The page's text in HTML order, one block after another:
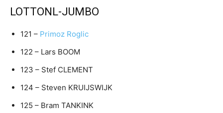
LOTTONL-JUMBO
121 – Primoz Roglic
122 – Lars BOOM
123 – Stef CLEMENT
124 – Steven KRUIJSWIJK
125 – Bram TANKINK